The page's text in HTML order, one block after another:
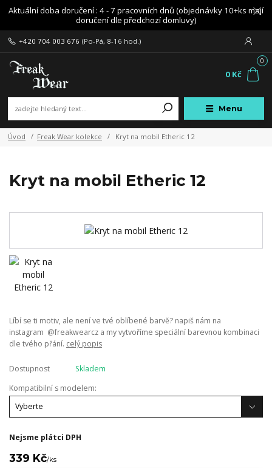
Aktuální doba doručení : 4 - 7 pracovních dnů (objednávky 10+ks mají
doručení dle předchozí domluvy)
Menu
+420 704 003 676 (Po-Pá, 8-16 hod.)
0
0 Kč
Úvod Freak Wear kolekce Kryt na mobil Etheric 12
Kryt na mobil Etheric 12
Líbí se ti motiv, ale není ve tvé oblíbené barvě? napiš nám na
instagram @freakwearcz a my vytvoříme speciální barevnou kombinaci
dle tvého přání. celý popis
Dostupnost
Skladem
Kompatibilní s modelem:
Nejsme plátci DPH
339 Kč/ks